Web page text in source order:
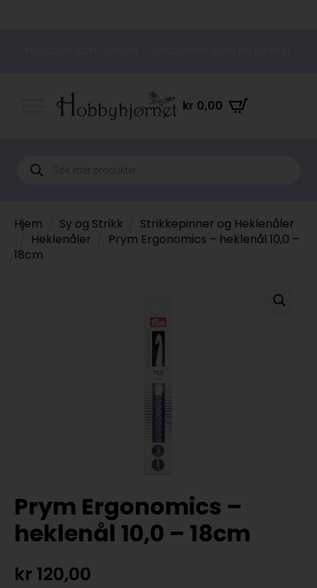
kr 0,00
Products
search
Hjem Sy og Strikk
Strikkepinner og Heklenåler
Heklenåler
Prym Ergonomics – heklenål 10,0 –
18cm
Prym Ergonomics –
heklenål 10,0 – 18cm
kr 120,00